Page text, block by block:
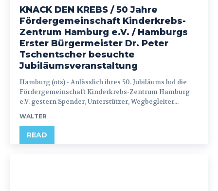
KNACK DEN KREBS / 50 Jahre
Fördergemeinschaft Kinderkrebs-
Zentrum Hamburg e.V. / Hamburgs
Erster Bürgermeister Dr. Peter
Tschentscher besuchte
Jubiläumsveranstaltung
Hamburg (ots) - Anlässlich ihres 50. Jubiläums lud die
Fördergemeinschaft Kinderkrebs-Zentrum Hamburg
e.V. gestern Spender, Unterstützer, Wegbegleiter...
WALTER
READ